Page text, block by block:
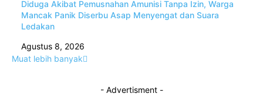
Diduga Akibat Pemusnahan Amunisi Tanpa Izin, Warga
Mancak Panik Diserbu Asap Menyengat dan Suara
Ledakan
Agustus 8, 2026
Muat lebih banyak
- Advertisment -